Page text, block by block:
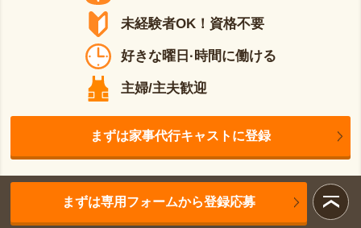
未経験者OK！資格不要
好きな曜日·時間に働ける
主婦/主夫歓迎
まずは家事代行キャストに登録
まずは専用フォームから登録応募